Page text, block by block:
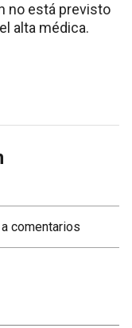
no está previsto
alta médica.
comentarios